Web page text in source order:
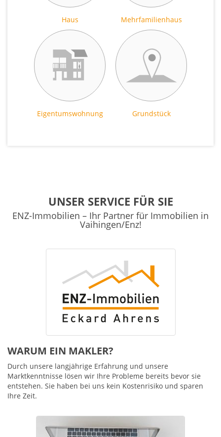
Haus Mehrfamilienhaus
Eigentumswohnung Grundstück
UNSER SERVICE FÜR SIE
ENZ-Immobilien – Ihr Partner für Immobilien in
Vaihingen/Enz!
WARUM EIN MAKLER?
Durch unsere langjährige Erfahrung und unsere
Marktkenntnisse lösen wir Ihre Probleme bereits bevor sie
entstehen. Sie haben bei uns kein Kostenrisiko und sparen
Ihre Zeit.